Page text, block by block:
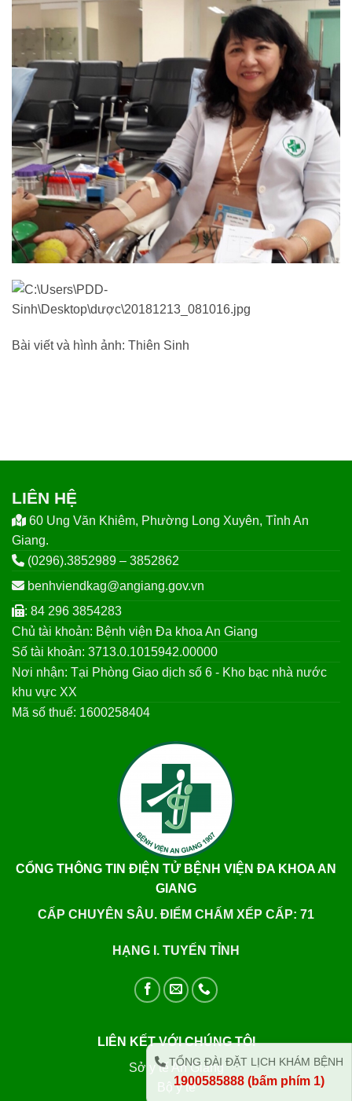
Bài viết và hình ảnh: Thiên Sinh
LIÊN HỆ
60 Ung Văn Khiêm, Phường Long Xuyên, Tỉnh An
Giang.
(0296).3852989 – 3852862
benhviendkag@angiang.gov.vn
: 84 296 3854283
Chủ tài khoản: Bệnh viện Đa khoa An Giang
Số tài khoản: 3713.0.1015942.00000
Nơi nhận: Tại Phòng Giao dịch số 6 - Kho bạc nhà nước
khu vực XX
Mã số thuế: 1600258404
CỔNG THÔNG TIN ĐIỆN TỬ BỆNH VIỆN ĐA KHOA AN
GIANG
CẤP CHUYÊN SÂU. ĐIỂM CHẤM XẾP CẤP: 71
HẠNG I. TUYẾN TỈNH
LIÊN KẾT VỚI CHÚNG TÔI
Sở y tế An Giang
Bộ y tế
TỔNG ĐÀI ĐẶT LỊCH KHÁM BỆNH
1900585888 (bấm phím 1)